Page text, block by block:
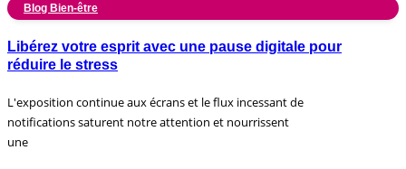
Blog Bien-être
Libérez votre esprit avec une pause digitale pour
réduire le stress
L'exposition continue aux écrans et le flux incessant de
notifications saturent notre attention et nourrissent
une